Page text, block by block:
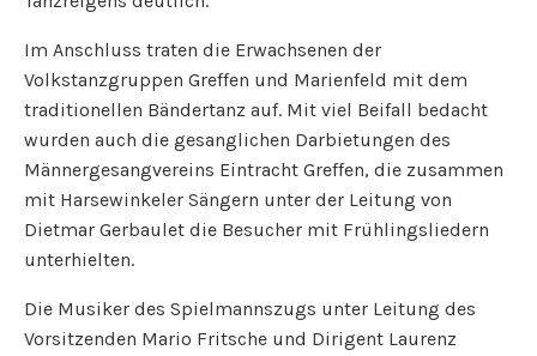
Im Anschluss traten die Erwachsenen der
Volkstanzgruppen Greffen und Marienfeld mit dem
traditionellen Bändertanz auf. Mit viel Beifall bedacht
wurden auch die gesanglichen Darbietungen des
Männergesangvereins Eintracht Greffen, die zusammen
mit Harsewinkeler Sängern unter der Leitung von
Dietmar Gerbaulet die Besucher mit Frühlingsliedern
unterhielten.
Die Musiker des Spielmannszugs unter Leitung des
Vorsitzenden Mario Fritsche und Dirigent Laurenz